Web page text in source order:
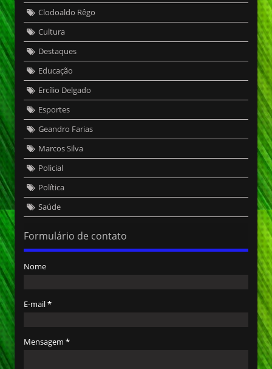
Clodoaldo Rêgo
Cultura
Destaques
Educação
Ercílio Delgado
Esportes
Geandro Farias
Marcos Silva
Policial
Política
Saúde
Formulário de contato
Nome
E-mail*
Mensagem *